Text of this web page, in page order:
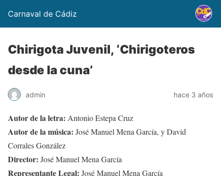
Carnaval de Cádiz
Chirigota Juvenil, ‘Chirigoteros
desde la cuna’
admin hace 3 años
Autor de la letra: Antonio Estepa Cruz
Autor de la música: José Manuel Mena García, y David
Corrales González
Director: José Manuel Mena García
Representante Legal: José Manuel Mena García